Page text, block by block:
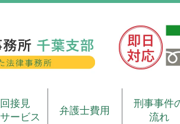
接見
ービス
弁護士費用
刑事事件
流れ